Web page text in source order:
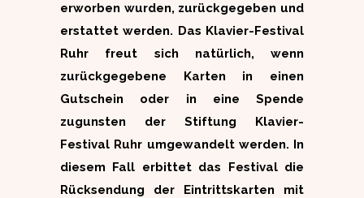
erworben wurden, zurückgegeben und
erstattet werden. Das Klavier-Festival
Ruhr freut sich natürlich, wenn
zurückgegebene Karten in einen
Gutschein oder in eine Spende
zugunsten der Stiftung Klavier-
Festival Ruhr umgewandelt werden. In
diesem Fall erbittet das Festival die
Rücksendung der Eintrittskarten mit